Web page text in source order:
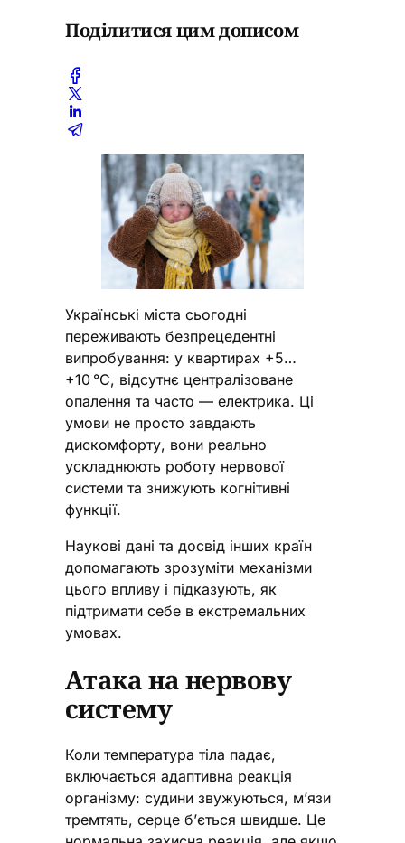
Поділитися цим дописом
Українські міста сьогодні
переживають безпрецедентні
випробування: у квартирах +5…
+10 °C, відсутнє централізоване
опалення та часто — електрика. Ці
умови не просто завдають
дискомфорту, вони реально
ускладнюють роботу нервової
системи та знижують когнітивні
функції.
Наукові дані та досвід інших країн
допомагають зрозуміти механізми
цього впливу і підказують, як
підтримати себе в екстремальних
умовах.
Атака на нервову
систему
Коли температура тіла падає,
включається адаптивна реакція
організму: судини звужуються, м’язи
тремтять, серце б’ється швидше. Це